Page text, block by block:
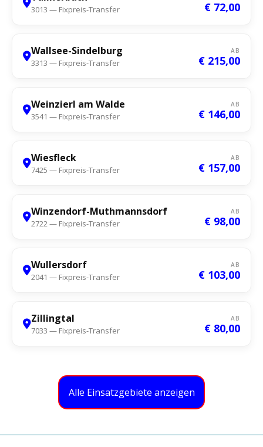
3013 — Fixpreis-Transfer € 72,00
Wallsee-Sindelburg
3313 — Fixpreis-Transfer
AB
€ 215,00
Weinzierl am Walde
3541 — Fixpreis-Transfer
AB
€ 146,00
Wiesfleck
7425 — Fixpreis-Transfer
AB
€ 157,00
Winzendorf-Muthmannsdorf
2722 — Fixpreis-Transfer
AB
€ 98,00
Wullersdorf
2041 — Fixpreis-Transfer
AB
€ 103,00
Zillingtal
7033 — Fixpreis-Transfer
AB
€ 80,00
Alle Einsatzgebiete anzeigen